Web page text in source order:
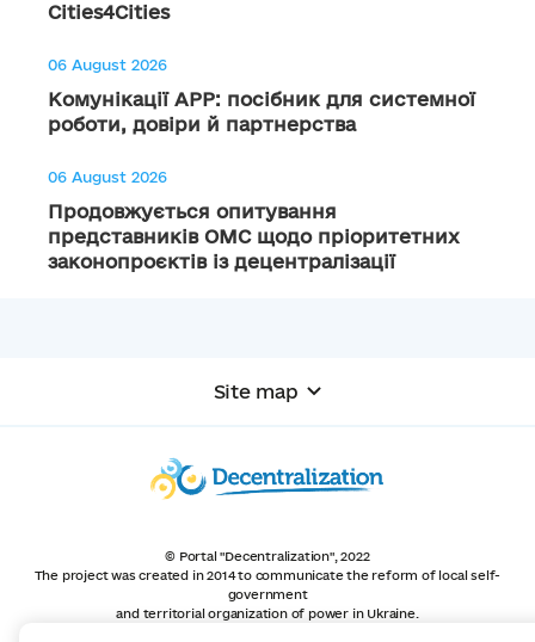
Cities4Cities
06 August 2026
Комунікації АРР: посібник для системної
роботи, довіри й партнерства
06 August 2026
Продовжується опитування
представників ОМС щодо пріоритетних
законопроєктів із децентралізації
Site map
© Portal "Decentralization", 2022
The project was created in 2014 to communicate the reform of local self-
government
and territorial organization of power in Ukraine.